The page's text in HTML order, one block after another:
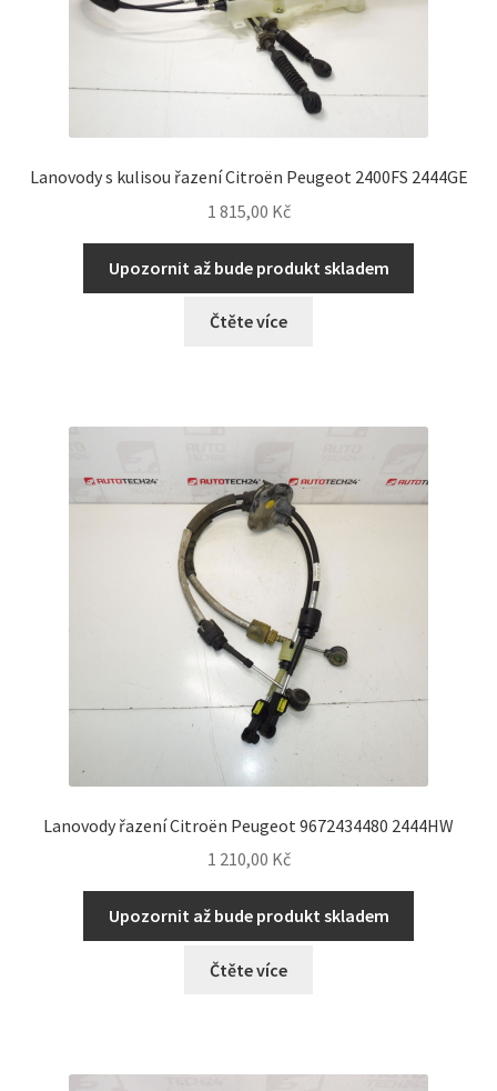
Lanovody s kulisou řazení Citroën Peugeot 2400FS 2444GE
1 815,00 Kč
Upozornit až bude produkt skladem
Čtěte více
Lanovody řazení Citroën Peugeot 9672434480 2444HW
1 210,00 Kč
Upozornit až bude produkt skladem
Čtěte více